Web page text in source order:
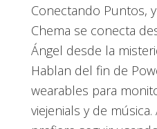
Conectando Puntos,
Chema se conecta
Ángel desde la
Hablan del fin de
wearables para
viejenials y de